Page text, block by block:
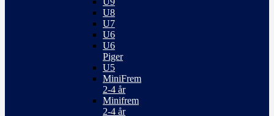
U8
U7
U6
U6
Piger
U5
MiniFrem
2-4 år
Minifrem
2-4 år